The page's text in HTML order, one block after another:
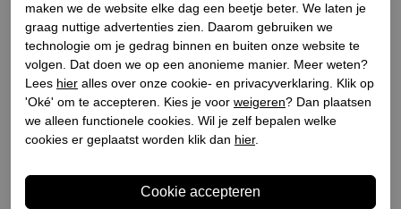
Merk
New Rock
Leveranciercode
M-Mili211-C8 (U)
Categorie
Halfhoge veterschoenen
plateauzool
Kleur
Zwart
Bestelcode
266100020
Materiaal binnenkant
maken we de website elke dag een beetje beter. We laten je
graag nuttige advertenties zien. Daarom gebruiken we
technologie om je gedrag binnen en buiten onze website te
volgen. Dat doen we op een anonieme manier. Meer weten?
Lees hier alles over onze cookie- en privacyverklaring. Klik op
'Oké' om te accepteren. Kies je voor weigeren? Dan plaatsen
we alleen functionele cookies. Wil je zelf bepalen welke
cookies er geplaatst worden klik dan hier.